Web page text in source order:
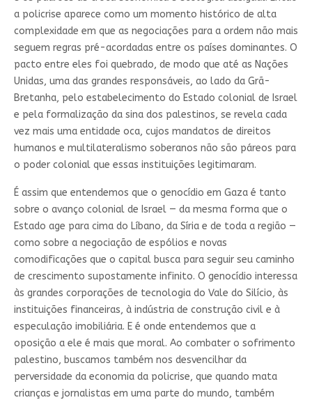
a policrise aparece como um momento histórico de alta
complexidade em que as negociações para a ordem não mais
seguem regras pré-acordadas entre os países dominantes. O
pacto entre eles foi quebrado, de modo que até as Nações
Unidas, uma das grandes responsáveis, ao lado da Grã-
Bretanha, pelo estabelecimento do Estado colonial de Israel
e pela formalização da sina dos palestinos, se revela cada
vez mais uma entidade oca, cujos mandatos de direitos
humanos e multilateralismo soberanos não são páreos para
o poder colonial que essas instituições legitimaram.
É assim que entendemos que o genocídio em Gaza é tanto
sobre o avanço colonial de Israel — da mesma forma que o
Estado age para cima do Líbano, da Síria e de toda a região —
como sobre a negociação de espólios e novas
comodificações que o capital busca para seguir seu caminho
de crescimento supostamente infinito. O genocídio interessa
às grandes corporações de tecnologia do Vale do Silício, às
instituições financeiras, à indústria de construção civil e à
especulação imobiliária. E é onde entendemos que a
oposição a ele é mais que moral. Ao combater o sofrimento
palestino, buscamos também nos desvencilhar da
perversidade da economia da policrise, que quando mata
crianças e jornalistas em uma parte do mundo, também